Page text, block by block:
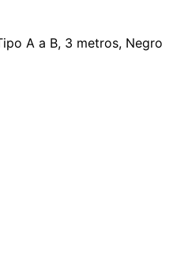
A a B, 3 metros, Negro